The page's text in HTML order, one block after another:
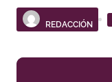
REDACCIÓN